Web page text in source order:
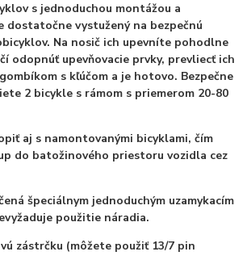
s jednoduchou montážou a
dostatočne vystužený na bezpečnú
Na nosič ich upevníte pohodlne
odopnúť upevňovacie prvky, prevliecť ich
s kľúčom a je hotovo. Bezpečne
2 bicykle s rámom s priemerom 20-80
aj s namontovanými bicyklami, čím
do batožinového priestoru vozidla cez
špeciálnym jednoduchým uzamykacím
použitie náradia.
zástrčku (môžete použiť 13/7 pin